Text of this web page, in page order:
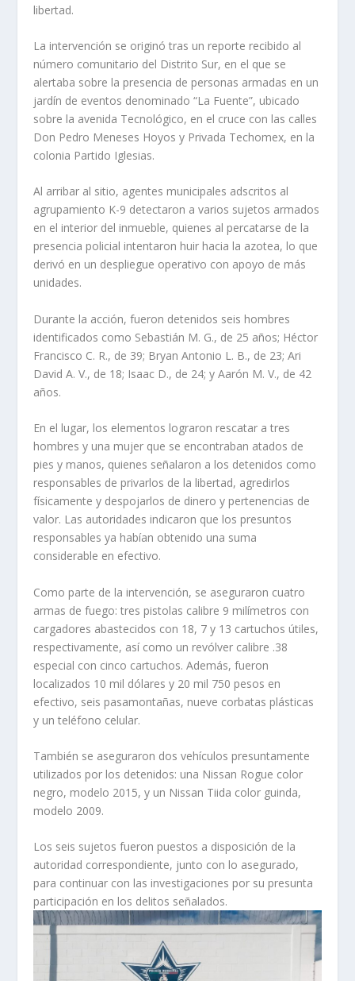
libertad.
La intervención se originó tras un reporte recibido al
número comunitario del Distrito Sur, en el que se
alertaba sobre la presencia de personas armadas en un
jardín de eventos denominado “La Fuente”, ubicado
sobre la avenida Tecnológico, en el cruce con las calles
Don Pedro Meneses Hoyos y Privada Techomex, en la
colonia Partido Iglesias.
Al arribar al sitio, agentes municipales adscritos al
agrupamiento K-9 detectaron a varios sujetos armados
en el interior del inmueble, quienes al percatarse de la
presencia policial intentaron huir hacia la azotea, lo que
derivó en un despliegue operativo con apoyo de más
unidades.
Durante la acción, fueron detenidos seis hombres
identificados como Sebastián M. G., de 25 años; Héctor
Francisco C. R., de 39; Bryan Antonio L. B., de 23; Ari
David A. V., de 18; Isaac D., de 24; y Aarón M. V., de 42
años.
En el lugar, los elementos lograron rescatar a tres
hombres y una mujer que se encontraban atados de
pies y manos, quienes señalaron a los detenidos como
responsables de privarlos de la libertad, agredirlos
físicamente y despojarlos de dinero y pertenencias de
valor. Las autoridades indicaron que los presuntos
responsables ya habían obtenido una suma
considerable en efectivo.
Como parte de la intervención, se aseguraron cuatro
armas de fuego: tres pistolas calibre 9 milímetros con
cargadores abastecidos con 18, 7 y 13 cartuchos útiles,
respectivamente, así como un revólver calibre .38
especial con cinco cartuchos. Además, fueron
localizados 10 mil dólares y 20 mil 750 pesos en
efectivo, seis pasamontañas, nueve corbatas plásticas
y un teléfono celular.
También se aseguraron dos vehículos presuntamente
utilizados por los detenidos: una Nissan Rogue color
negro, modelo 2015, y un Nissan Tiida color guinda,
modelo 2009.
Los seis sujetos fueron puestos a disposición de la
autoridad correspondiente, junto con lo asegurado,
para continuar con las investigaciones por su presunta
participación en los delitos señalados.